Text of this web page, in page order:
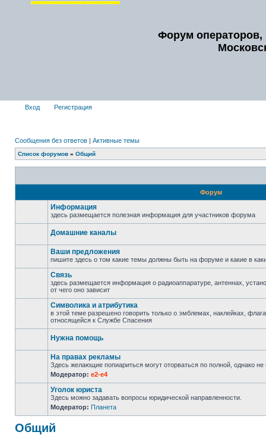
Форум операторов,
Вход Регистрация
Сообщения без ответов | Активные темы
Список форумов » Общий
Форум
Информация
здесь размещается полезная информация для участников форума
Домашние каналы
Ваши предложения
пишите здесь о том какие темы должны быть на форуме и какие в
Связь
здесь размещается информация о радиоаппаратуре, антеннах,
от чего оно зависит
Символика и атрибутика
в этой теме разрешено говорить только о эмблемах, наклейках,
относящейся к Службе Спасения
Нужна помощь
На правах рекламы
Здесь желающие попиариться могут оторваться по полной, однако
Модератор: e2-e4
Уголок юриста
Здесь можно задавать вопросы юридической направленности.
Модератор: Планета
Общий